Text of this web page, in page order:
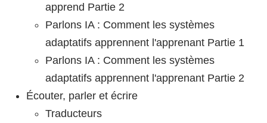
apprend Partie 2
Parlons IA : Comment les systèmes
adaptatifs apprennent l'apprenant Partie 1
Parlons IA : Comment les systèmes
adaptatifs apprennent l'apprenant Partie 2
Écouter, parler et écrire
Traducteurs